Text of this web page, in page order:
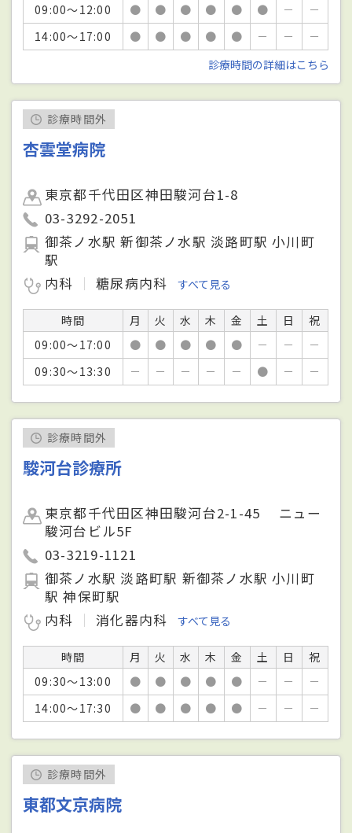
09:00～12:00
● ● ● ● ● ● －
－
14:00～17:00
● ● ● ● ● － －
－
診療時間の詳細はこちら
診療時間外
杏雲堂病院
東京都千代田区神田駿河台1-8
03-3292-2051
御茶ノ水駅 新御茶ノ水駅 淡路町駅 小川町
駅
内科
糖尿病内科 すべて見る
時間 月 火 水 木 金 土 日
祝
09:00～17:00
● ● ● ● ● － －
－
09:30～13:30
－ － － － － ● － －
診療時間外
駿河台診療所
東京都千代田区神田駿河台2-1-45 ニュー
駿河台ビル5F
03-3219-1121
御茶ノ水駅 淡路町駅 新御茶ノ水駅 小川町
駅 神保町駅
内科
消化器内科 すべて見る
時間 月 火 水 木 金 土 日
祝
09:30～13:00
● ● ● ● ● － －
－
14:00～17:30
● ● ● ● ● － － －
診療時間外
東都文京病院